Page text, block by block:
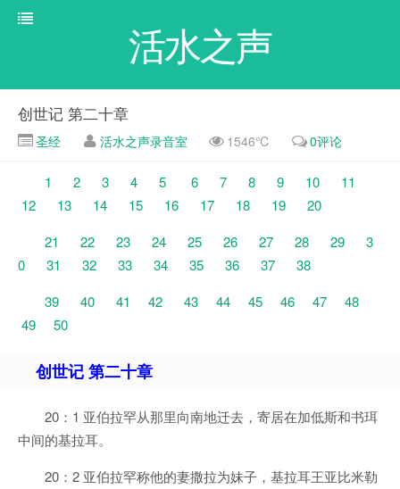
活水之声
创世记 第二十章
圣经 活水之声录音室 1546℃ 0评论
1 2 3 4 5 6 7 8 9 10
11
12
13 14 15 16 17 18 19
20
21
22 23 24 25 26 27 28 29
3
0
31 32 33 34 35 36 37
38
39
40 41 42 43 44 45 46 47
48
49
50
创世记 第二十章
20：1 亚伯拉罕从那里向南地迁去，寄居在加低斯和书珥
中间的基拉耳。
20：2 亚伯拉罕称他的妻撒拉为妹子，基拉耳王亚比米勒